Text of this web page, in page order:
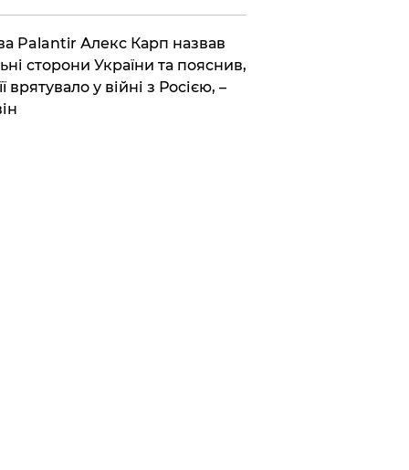
Palantir Алекс Карп назвав
сторони України та пояснив,
врятувало у війні з Росією, –